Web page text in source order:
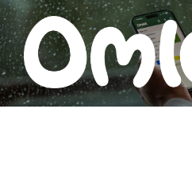
Skip
to
content
Skip
to
main
navigation
Skip
to
footer